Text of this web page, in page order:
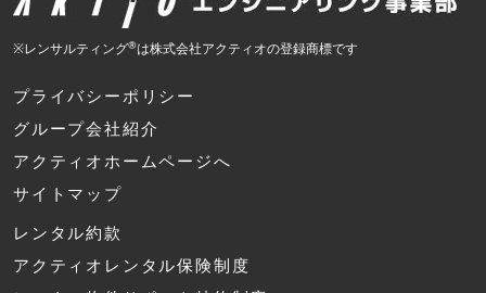
※レンサルティング®は株式会社アクティオの登録商標です
プライバシーポリシー
グループ会社紹介
アクティオホームページへ
サイトマップ
レンタル約款
アクティオレンタル保険制度